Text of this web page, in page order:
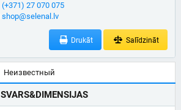
(+371) 27 070 075
shop@selenal.lv
Drukāt Salīdzināt
Неизвестный
SVARS&DIMENSIJAS